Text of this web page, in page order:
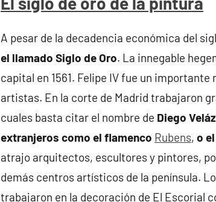
A pesar de la decadencia económica del
el llamado Siglo de Oro. La innegable
capital en 1561. Felipe IV fue un
artistas. En la corte de Madrid trabajaron
cuales basta citar el nombre de Diego
extranjeros como el flamenco Rubens, o
atrajo arquitectos, escultores y pintores,
demás centros artísticos de la península.
trabajaron en la decoración de El Escorial